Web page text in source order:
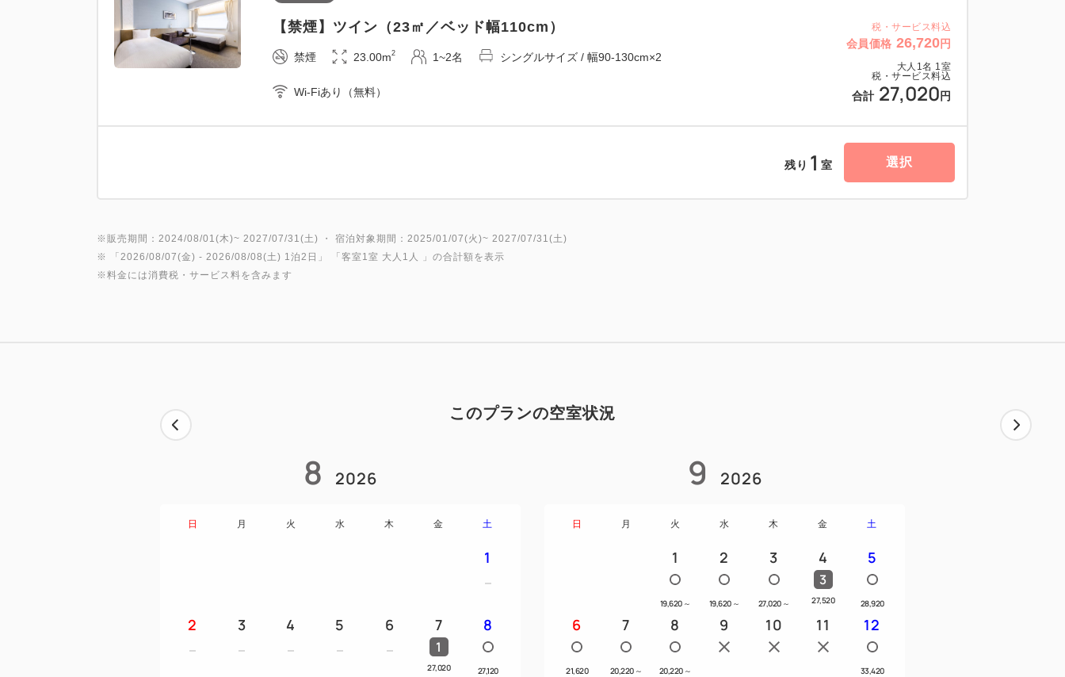
☆*:.。.:*゜*:.。.:*゜*:.。.:*゜*:.。.:*゜*:.。.:*゜*:.。.:*゜*:.。.:*☆
フロントチェックインの際に、「サッポロ生ビール黒ラベル THE BAR」
受けられるドリンク券をおひとり様1枚をお渡しいたします。
ご朝食は、ホテル3階テナント「SAKURA 銀座店」にて、和洋ビュッフ
状況により、ご提供内容を変更する場合がございますので、ご了承くだ
します。
営業時間：月～金14:00～22:00（Lo.21:30）／土曜日11:30～
22:00（Lo.21:30）／日・祝11:30～21:00（Lo.20:30）
朝食ビュッフェ付きのプランです。
銀座駅から徒歩３分の立地で、ビジネスはもちろん、ショッピングやカ
フェ巡り、コンサ－トや観劇にも便利なホテルです♪
税・サービス料込
会員価格 26,720円
大人 1 名 1 室
税・サービス料込
合計 27,020 円
【禁煙】ツイン（23㎡／ベッド幅110cm）
禁煙 23.00m2 1~2名 シングルサイズ / 幅90-130cm×2
Wi-Fiあり（無料）
残り 1 室 選択
※販売期間：2024/08/01(木)~ 2027/07/31(土) ・ 宿泊対象期間：2025/01/07(火)~ 2027/07/31(土)
※ 「 2026/08/07(金) - 2026/08/08(土) 1泊2日 」 「客室1室 大人1人
」の合計額を表示
※料金には消費税・サービス料を含みます
このプランの空室状況
8 2026
日 月 火 水 木 金 土
1
2 3 4 5 6 7
1
27,020
8
27,120
9 2026
日 月 火 水 木 金 土
1
19,620 ～
2
19,620 ～
3
27,020 ～
4
3
27,520
5
28,920
6
21,620
7
20,220 ～
8
20,220 ～
9 10 11 12
33,420